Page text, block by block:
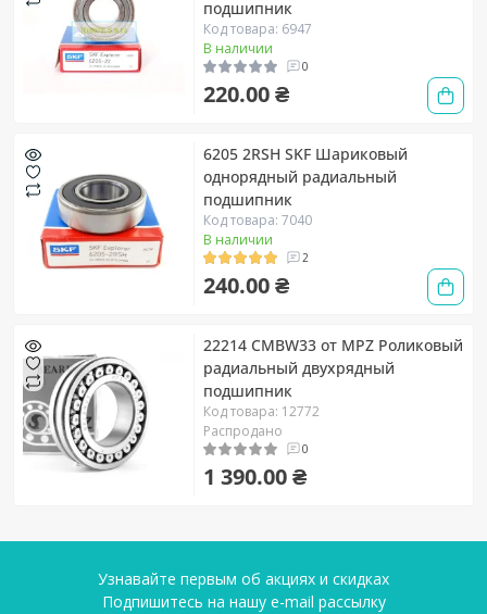
подшипник
Код товара: 6947
В наличии
0
220.00 ₴
6205 2RSH SKF Шариковый
однорядный радиальный
подшипник
Код товара: 7040
В наличии
2
240.00 ₴
22214 CMBW33 от MPZ Роликовый
радиальный двухрядный
подшипник
Код товара: 12772
Распродано
0
1 390.00 ₴
Узнавайте первым об акциях и скидках
Подпишитесь на нашу e-mail рассылку